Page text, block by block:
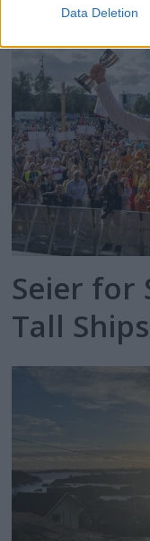
Data Deletion
Seier for
Tall